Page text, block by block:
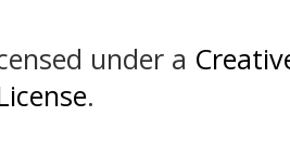
under a
.